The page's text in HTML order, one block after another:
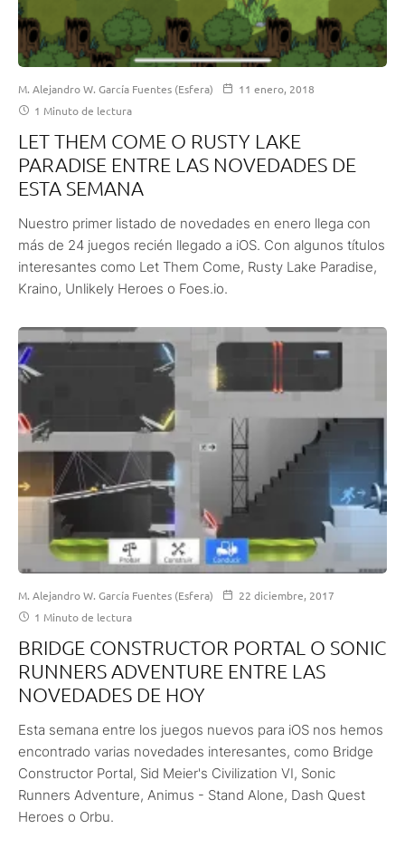
M. Alejandro W. García Fuentes (Esfera)
11 enero, 2018
1 Minuto de lectura
LET THEM COME O RUSTY LAKE
PARADISE ENTRE LAS NOVEDADES DE
ESTA SEMANA
Nuestro primer listado de novedades en enero llega con
más de 24 juegos recién llegado a iOS. Con algunos títulos
interesantes como Let Them Come, Rusty Lake Paradise,
Kraino, Unlikely Heroes o Foes.io.
M. Alejandro W. García Fuentes (Esfera)
22 diciembre, 2017
1 Minuto de lectura
BRIDGE CONSTRUCTOR PORTAL O SONIC
RUNNERS ADVENTURE ENTRE LAS
NOVEDADES DE HOY
Esta semana entre los juegos nuevos para iOS nos hemos
encontrado varias novedades interesantes, como Bridge
Constructor Portal, Sid Meier's Civilization VI, Sonic
Runners Adventure, Animus - Stand Alone, Dash Quest
Heroes o Orbu.